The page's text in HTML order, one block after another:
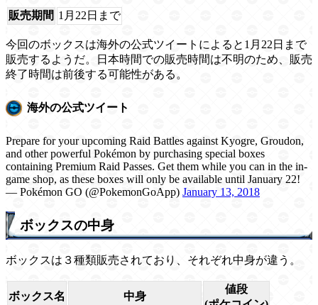
販売期間 1月22日まで
今回のボックスは海外の公式ツイートによると1月22日まで
販売するようだ。日本時間での販売時間は不明のため、販売
終了時間は前後する可能性がある。
海外の公式ツイート
Prepare for your upcoming Raid Battles against Kyogre, Groudon,
and other powerful Pokémon by purchasing special boxes
containing Premium Raid Passes. Get them while you can in the in-
game shop, as these boxes will only be available until January 22!
— Pokémon GO (@PokemonGoApp) January 13, 2018
ボックスの中身
ボックスは３種類販売されており、それぞれ中身が違う。
ボックス名 中身
値段